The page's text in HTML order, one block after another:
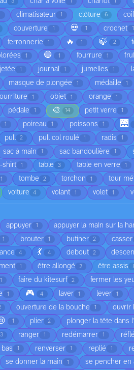
3 1 1
climatisateur 1 clôture 6
couverture 1 💀 1 crochet 1
ferronnerie 1 🔥 1 🍃 2
1 🔵 1 fourrure 1
jetée 1 journal 1 jumelles 1
masque de plongée 1 médaille 1
1 objet 1 orange 1
pédale 1 🎨 14 petit verre 1
1 poireau 1 poissons 1 🌉
pull 2 pull col roulé 1 radis 1
sac à main 1 sac bandoulière 1
shirt 1 table 3 table en verre 1
1 tombe 2 torchon 1 tour
voiture 4 volant 1 volet 1
appuyer 1 appuyer la main sur la
1 brouter 1 butiner 2 casser
4 💃 4 debout 2
1 être allongé 2 être assis
1 faire du kitesurf 2 fermer les
1 🎮 4 laver 1 lever 1
ouverture de la bouche 1 ouvrir
1 plier 2 plonger la tête dans
3 ranger 1 redémarrer 1
1 renverser 1 replié 1
se donner la main 1 se pencher en